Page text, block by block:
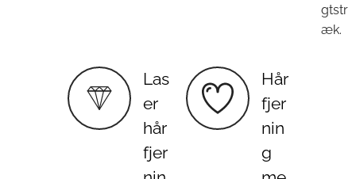
gtstr
æk.
Las
er
hår
fjer
Hår
fjer
nin
g